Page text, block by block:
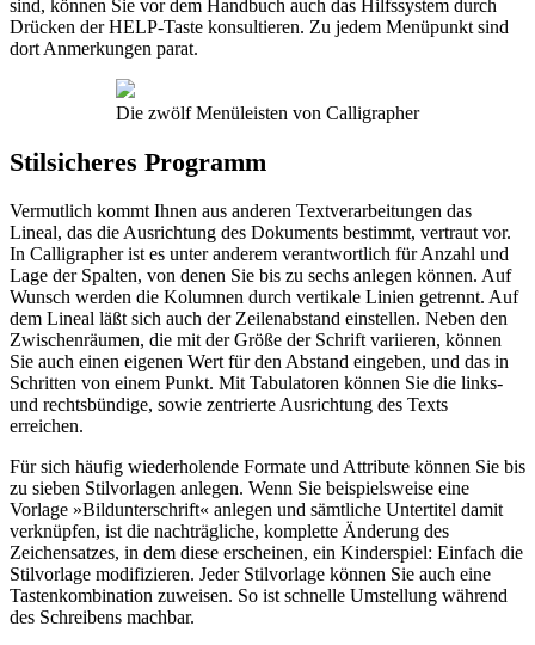
sind, können Sie vor dem Handbuch auch das Hilfssystem durch
Drücken der HELP-Taste konsultieren. Zu jedem Menüpunkt sind
dort Anmerkungen parat.
Die zwölf Menüleisten von Calligrapher
Stilsicheres Programm
Vermutlich kommt Ihnen aus anderen Textverarbeitungen das
Lineal, das die Ausrichtung des Dokuments bestimmt, vertraut vor.
In Calligrapher ist es unter anderem verantwortlich für Anzahl und
Lage der Spalten, von denen Sie bis zu sechs anlegen können. Auf
Wunsch werden die Kolumnen durch vertikale Linien getrennt. Auf
dem Lineal läßt sich auch der Zeilenabstand einstellen. Neben den
Zwischenräumen, die mit der Größe der Schrift variieren, können
Sie auch einen eigenen Wert für den Abstand eingeben, und das in
Schritten von einem Punkt. Mit Tabulatoren können Sie die links-
und rechtsbündige, sowie zentrierte Ausrichtung des Texts
erreichen.
Für sich häufig wiederholende Formate und Attribute können Sie bis
zu sieben Stilvorlagen anlegen. Wenn Sie beispielsweise eine
Vorlage »Bildunterschrift« anlegen und sämtliche Untertitel damit
verknüpfen, ist die nachträgliche, komplette Änderung des
Zeichensatzes, in dem diese erscheinen, ein Kinderspiel: Einfach die
Stilvorlage modifizieren. Jeder Stilvorlage können Sie auch eine
Tastenkombination zuweisen. So ist schnelle Umstellung während
des Schreibens machbar.